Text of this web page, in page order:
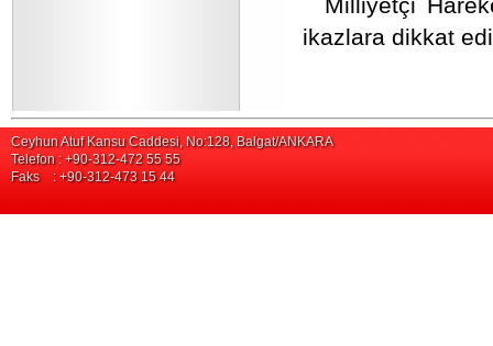
ikazlara dikkat
Ceyhun Atuf Kansu Caddesi, No:128, Balgat/ANKARA
Telefon : +90-312-472 55 55
Faks : +90-312-473 15 44